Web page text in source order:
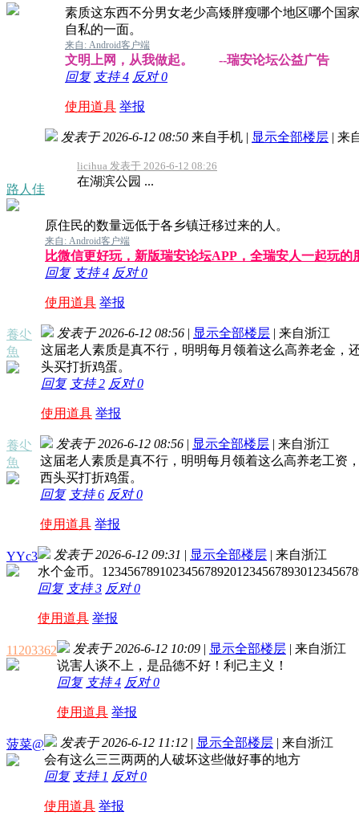
素质这东西不分男女老少高矮胖瘦哪个地区哪个国
自私的一面。
来自: Android客户端
文明上网，从我做起。 --瑞安论坛公益广告
回复 支持4 反对0
使用道具 举报
路人佳
发表于 2026-6-12 08:50 来自手机 | 显示全部楼层 | 来
licihua 发表于 2026-6-12 08:26
在湖滨公园 ...
原住民的数量远低于各乡镇迁移过来的人。
来自: Android客户端
比微信更好玩，新版瑞安论坛APP，全瑞安人一起玩的
回复 支持4 反对0
使用道具 举报
養尐
魚
发表于 2026-6-12 08:56 | 显示全部楼层 | 来自浙江
这届老人素质是真不行，明明每月领着这么高养老金，
头买打折鸡蛋。
回复 支持2 反对0
使用道具 举报
養尐
魚
发表于 2026-6-12 08:56 | 显示全部楼层 | 来自浙江
这届老人素质是真不行，明明每月领着这么高养老工资
西头买打折鸡蛋。
回复 支持6 反对0
使用道具 举报
YYc3 发表于 2026-6-12 09:31 | 显示全部楼层 | 来自浙江
水个金币。
回复 支持3 反对0
使用道具 举报
11203362 发表于 2026-6-12 10:09 | 显示全部楼层 | 来自浙江
说害人谈不上，是品德不好！利己主义！
回复 支持4 反对0
使用道具 举报
菠菜@ 发表于 2026-6-12 11:12 | 显示全部楼层 | 来自浙江
会有这么三三两两的人破坏这些做好事的地方
回复 支持 1 反对0
使用道具 举报